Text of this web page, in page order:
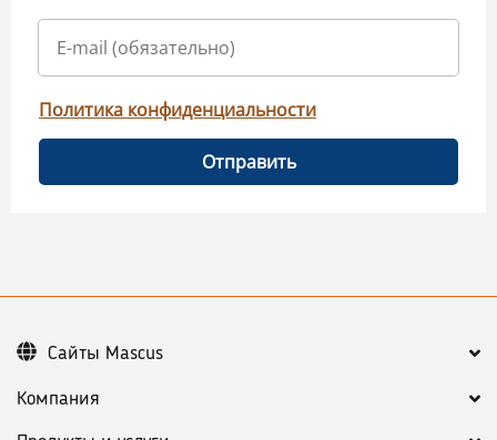
Политика конфиденциальности
Отправить
Компания
Сайты Mascus